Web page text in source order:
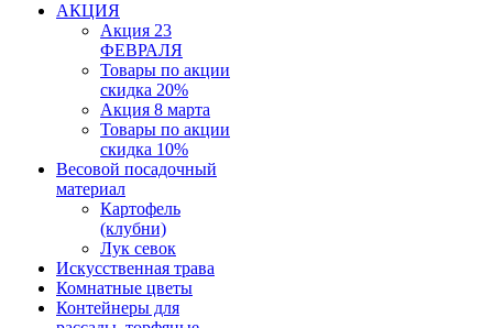
АКЦИЯ
Акция 23
ФЕВРАЛЯ
Товары по акции
скидка 20%
Акция 8 марта
Товары по акции
скидка 10%
Весовой посадочный
материал
Картофель
(клубни)
Лук севок
Искусственная трава
Комнатные цветы
Контейнеры для